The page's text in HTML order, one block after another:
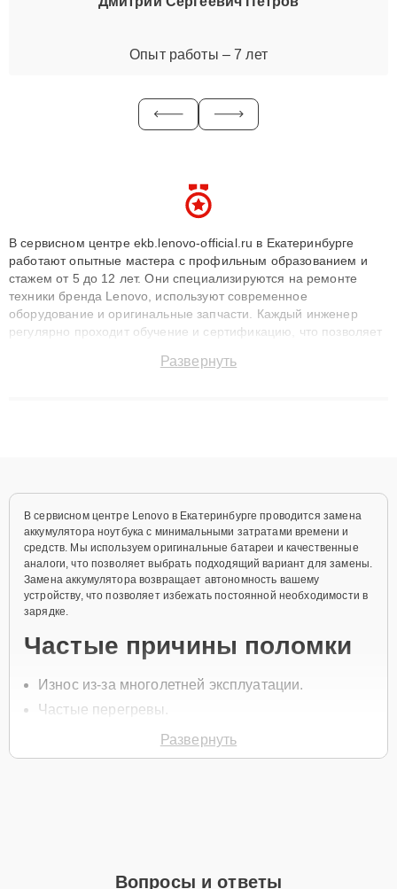
Опыт работы – 7 лет
В сервисном центре ekb.lenovo-official.ru в Екатеринбурге
работают опытные мастера с профильным образованием и
стажем от 5 до 12 лет. Они специализируются на ремонте
техники бренда Lenovo, используют современное
оборудование и оригинальные запчасти. Каждый инженер
регулярно проходит обучение и сертификацию, что позволяет
технику с сохранением гарантии до 3 лет. Наши мастера
Развернуть
В сервисном центре Lenovo в Екатеринбурге проводится замена
аккумулятора ноутбука с минимальными затратами времени и
средств. Мы используем оригинальные батареи и качественные
аналоги, что позволяет выбрать подходящий вариант для замены.
Замена аккумулятора возвращает автономность вашему
устройству, что позволяет избежать постоянной необходимости в
зарядке.
Частые причины поломки
Износ из-за многолетней эксплуатации.
Частые перегревы.
Механические повреждения корпуса
Развернуть
Вопросы и ответы